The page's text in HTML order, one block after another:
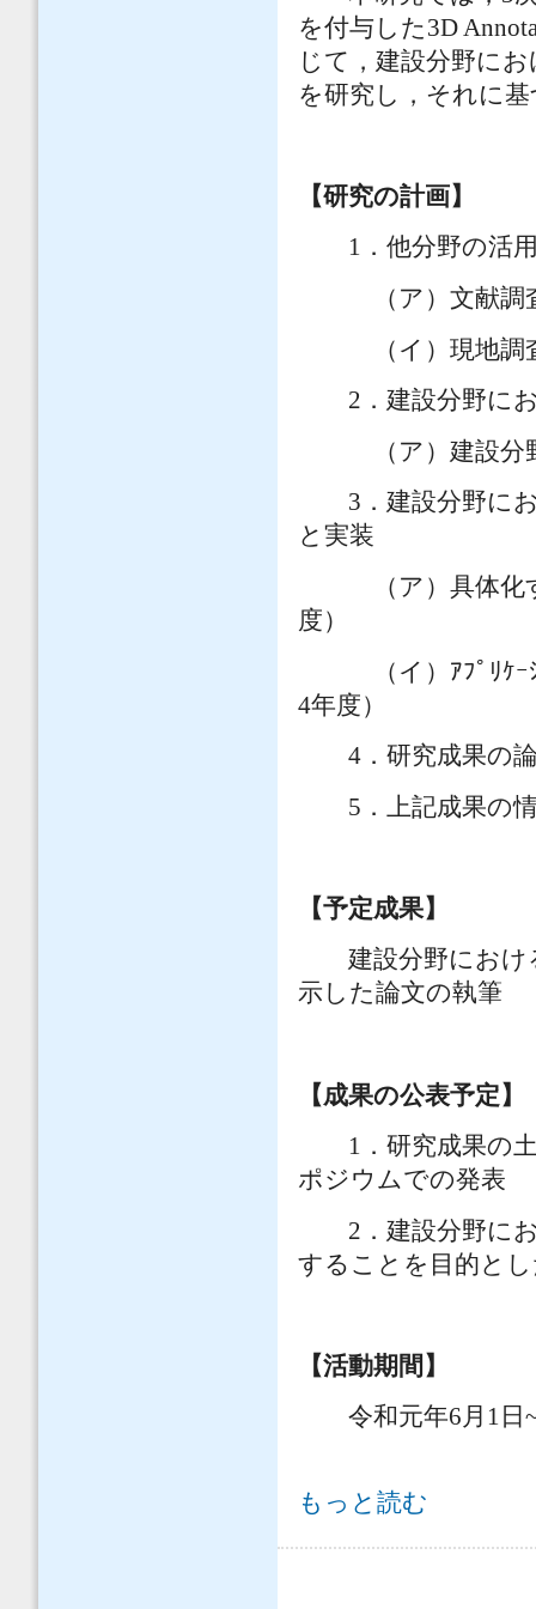
を付与した3D
じて，建設分野に
を研究し，それに
【研究の計画】
1．他分野の活用
（ア）文献調査
（イ）現地調査
2．建設分野にお
（ア）建設分野
3．建設分野にお
と実装
（ア）具体化す
度）
（イ）ｱﾌﾟﾘｹｰｼｮﾝ
4年度）
4．研究成果の論
5．上記成果の情
【予定成果】
建設分野における
示した論文の執筆
【成果の公表予定】
1．研究成果の土
ポジウムでの発表
2．建設分野にお
することを目的と
【活動期間】
令和元年6月1日~
小委員会概要 について
もっと読む